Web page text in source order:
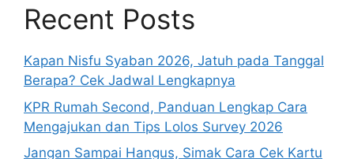
Recent Posts
Kapan Nisfu Syaban 2026, Jatuh pada Tanggal
Berapa? Cek Jadwal Lengkapnya
KPR Rumah Second, Panduan Lengkap Cara
Mengajukan dan Tips Lolos Survey 2026
Jangan Sampai Hangus, Simak Cara Cek Kartu